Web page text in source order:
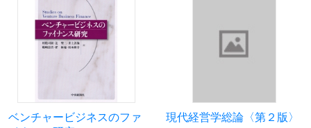
ベンチャービジネスのファ
現代経営学総論〈第２版〉